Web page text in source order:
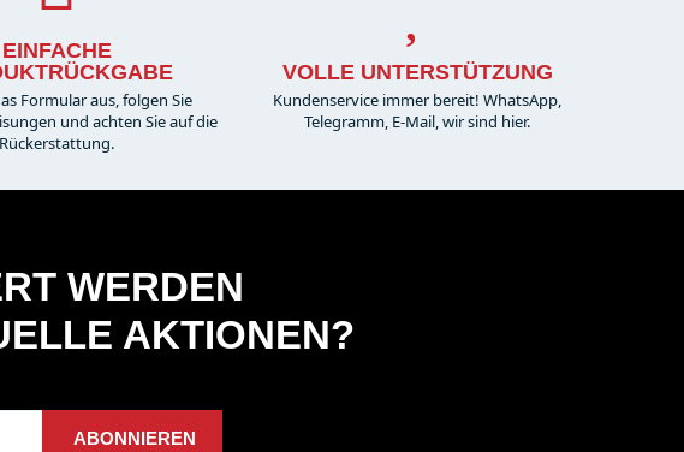
EINFACHE
Formular aus, folgen Sie
und achten Sie auf die
Rückerstattung.
VOLLE UNTERSTÜTZUNG
Kundenservice immer bereit! WhatsApp,
Telegramm, E-Mail, wir sind hier.
WERDEN
AKTIONEN?
ABONNIEREN